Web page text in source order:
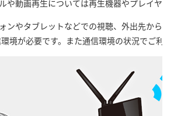
や動画再生については再生機器やプレイヤー
ンやタブレットなどでの視聴、外出先から
境が必要です。また通信環境の状況でご利